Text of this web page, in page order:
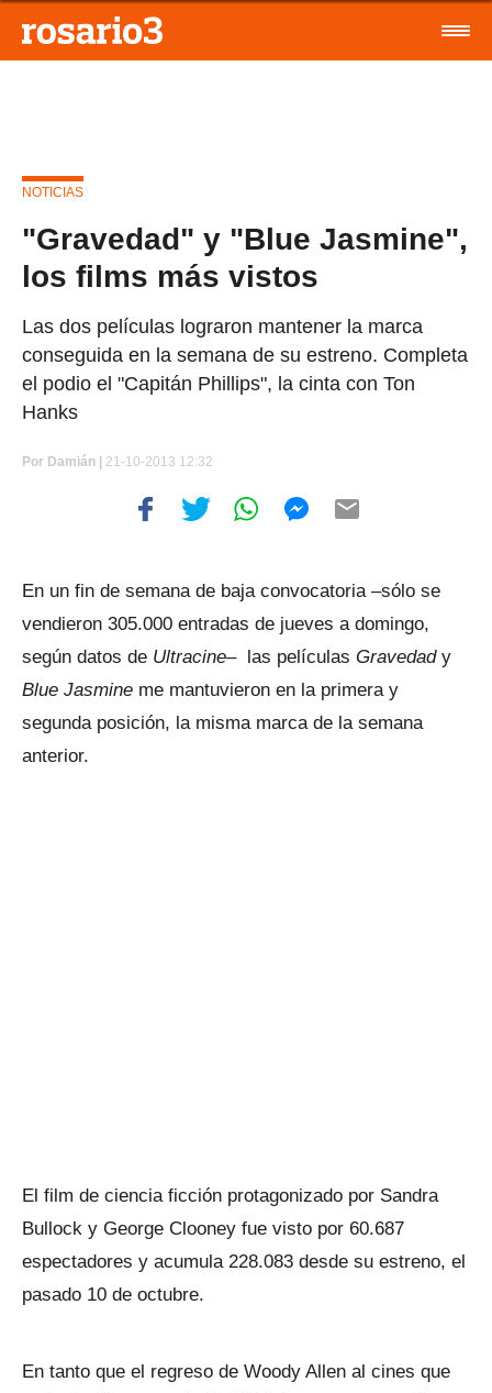
NOTICIAS
"Gravedad" y "Blue Jasmine",
los films más vistos
Las dos películas lograron mantener la marca
conseguida en la semana de su estreno. Completa
el podio el "Capitán Phillips", la cinta con Ton
Hanks
Por Damián | 21-10-2013 12:32
En un fin de semana de baja convocatoria –sólo se
vendieron 305.000 entradas de jueves a domingo,
según datos de Ultracine– las películas Gravedady
Blue Jasmine me mantuvieron en la primera y
segunda posición, la misma marca de la semana
anterior.
El film de ciencia ficción protagonizado por Sandra
Bullock y George Clooney fue visto por 60.687
espectadores y acumula 228.083 desde su estreno, el
pasado 10 de octubre.
En tanto que el regreso de Woody Allen al cines que